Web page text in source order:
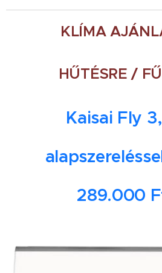
KLÍMA
HŰTÉSRE /
Kaisai Fly
289.000